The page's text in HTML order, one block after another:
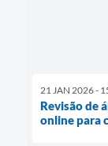
21 JAN 2026 -
Revisão de
online para